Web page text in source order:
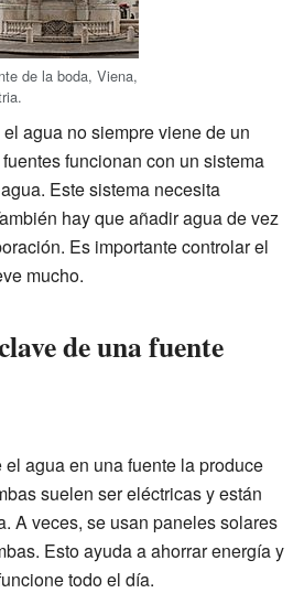
de la boda, Viena,
agua no siempre viene de un
funcionan con un sistema
Este sistema necesita
hay que añadir agua de vez
Es importante controlar el
mucho.
de una fuente
agua en una fuente la produce
suelen ser eléctricas y están
A veces, se usan paneles solares
Esto ayuda a ahorrar energía y
todo el día.